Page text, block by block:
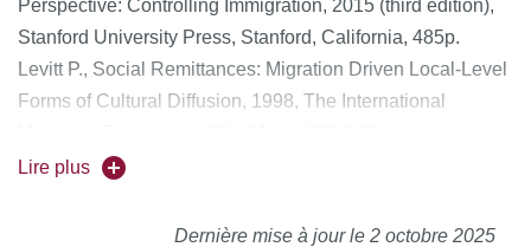
Perspective: Controlling Immigration, 2015 (third edition),
Stanford University Press, Stanford, California, 485p.
Levitt P., Social Remittances: Migration Driven Local-Level
Forms of Cultural Diffusion, 1998, The International
Piche V., Les théories de la migration, 2013, Paris, INED,
Lire plus
Dernière mise à jour le 2 octobre 2025